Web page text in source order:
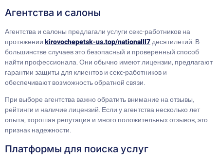
Агентства и салоны
Агентства и салоны предлагали услуги секс-работников на
протяженииkirovochepetsk-us.top/nationalll7десятилетий. В
большинстве случаев это безопасный и проверенный способ
найти профессионала. Они обычно имеют лицензии, предлагают
гарантии защиты для клиентов и секс-работников и
обеспечивают возможность обратной связи.
При выборе агентства важно обратить внимание на отзывы,
рейтинги и наличие лицензий. Если у агентства несколько лет
опыта, хорошая репутация и много положительных отзывов, это
признак надежности.
Платформы для поиска услуг